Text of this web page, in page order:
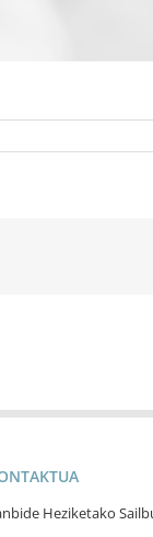
Heziketako